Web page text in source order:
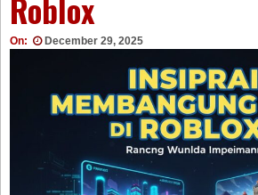
Roblox
On: December 29, 2025